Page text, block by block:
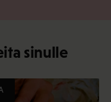
sinulle